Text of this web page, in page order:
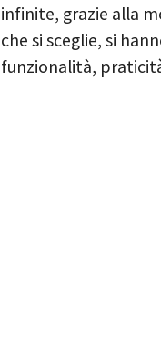
infinite, grazie alla
che si sceglie, si
funzionalità,